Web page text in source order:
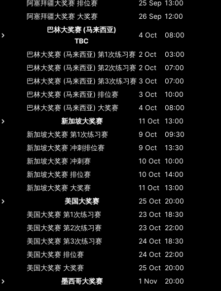
阿塞拜疆大奖赛 排位赛 25 Sep 13:00
阿塞拜疆大奖赛 大奖赛 26 Sep 12:00
巴林大奖赛 (马来西亚)
TBC
4 Oct 08:00
巴林大奖赛 (马来西亚) 第1次练习赛 2 Oct
03:00
巴林大奖赛 (马来西亚) 第2次练习赛 2 Oct
07:00
巴林大奖赛 (马来西亚) 第3次练习赛 3 Oct
07:00
巴林大奖赛 (马来西亚) 排位赛 3 Oct
10:00
巴林大奖赛 (马来西亚) 大奖赛 4 Oct
08:00
新加坡大奖赛
11 Oct
13:00
新加坡大奖赛 第1次练习赛 9 Oct
09:30
新加坡大奖赛 冲刺排位赛 9 Oct
13:30
新加坡大奖赛 冲刺赛 10 Oct 10:00
新加坡大奖赛 排位赛 10 Oct 14:00
新加坡大奖赛 大奖赛 11 Oct
13:00
美国大奖赛
25 Oct 20:00
美国大奖赛 第1次练习赛 23 Oct 18:30
美国大奖赛 第2次练习赛 23 Oct 22:00
美国大奖赛 第3次练习赛 24 Oct 18:30
美国大奖赛 排位赛 24 Oct 22:00
美国大奖赛 大奖赛 25 Oct 20:00
墨西哥大奖赛
1 Nov
20:00